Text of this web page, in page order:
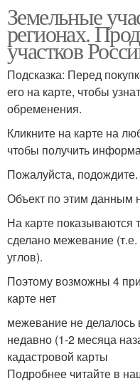
Земельные
регионах.
участков
Подсказка: Перед
его на карте, чтобы
обременения.
Кликните на карте на
чтобы получить
Пожалуйста, подождите.
Объект по этим данным
На карте показываются
сделано межевание
углов).
Поэтому возможны 4
карте нет
межевание не
недавно (1-2 месяца
кадастровой карты
Подробнее читайте в